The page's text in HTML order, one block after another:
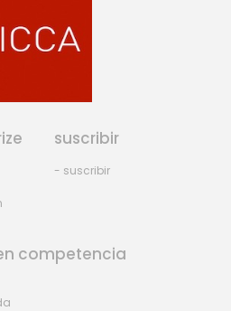
suscribir
- suscribir
competencia